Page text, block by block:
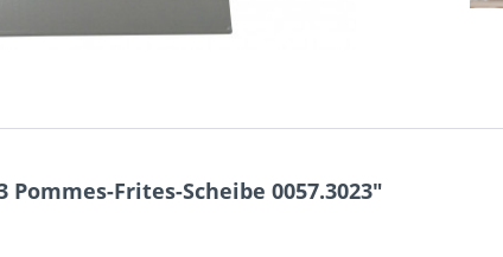
Frites-Scheibe 0057.3023"